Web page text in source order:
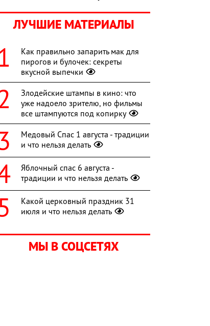
ЛУЧШИЕ МАТЕРИАЛЫ
Как правильно запарить мак для
пирогов и булочек: секреты
вкусной выпечки
Злодейские штампы в кино: что
уже надоело зрителю, но фильмы
все штампуются под копирку
Медовый Спас 1 августа - традиции
и что нельзя делать
Яблочный спас 6 августа -
традиции и что нельзя делать
Какой церковный праздник 31
июля и что нельзя делать
МЫ В СОЦСЕТЯХ